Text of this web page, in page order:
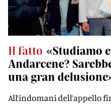
Il fatto «Studiamo
Andarcene?
una gran
All’indomani dell’appello